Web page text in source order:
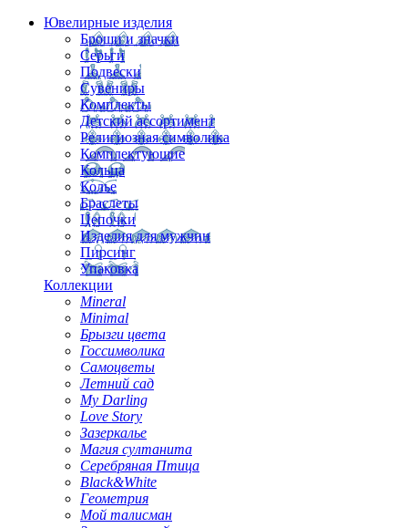
Ювелирные изделия
Броши и значки
Серьги
Подвески
Сувениры
Комплекты
Детский ассортимент
Религиозная символика
Комплектующие
Кольца
Колье
Браслеты
Цепочки
Изделия для мужчин
Пирсинг
Упаковка
Коллекции
Mineral
Minimal
Брызги цвета
Госсимволика
Самоцветы
Летний сад
My Darling
Love Story
Зазеркалье
Магия султанита
Серебряная Птица
Black&White
Геометрия
Мой талисман